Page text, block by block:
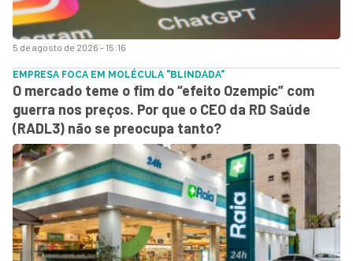
5 de agosto de 2026 - 15:16
EMPRESA FOCA EM MOLÉCULA "BLINDADA"
O mercado teme o fim do “efeito Ozempic” com
guerra nos preços. Por que o CEO da RD Saúde
(RADL3) não se preocupa tanto?